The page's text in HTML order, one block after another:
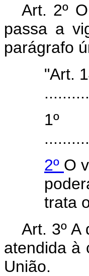
Art. 2º
passa a
parágrafo
"Art.
1º
2º O
trata
Art. 3º
atendida à
União.